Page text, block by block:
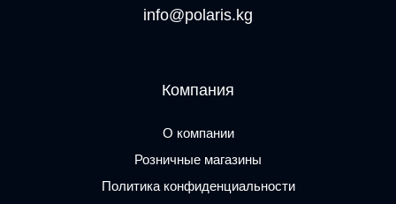
info@polaris.kg
Компания
О компании
Розничные магазины
Политика конфиденциальности